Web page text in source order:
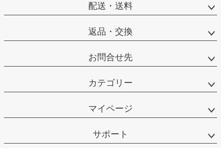
配送・送料
返品・交換
お問合せ先
カテゴリー
マイページ
サポート